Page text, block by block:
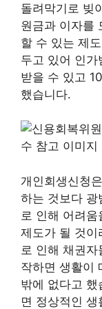
돌려막기로 빚
원금과 이자를
할 수 있는 제
두고 있어 인
받을 수 있고
했습니다.
개인회생신청
하는 것보다 광
로 인해 어려
제도가 될 것이
로 인해 채권
작하면 생활이
밖에 없다고
면 정상적인